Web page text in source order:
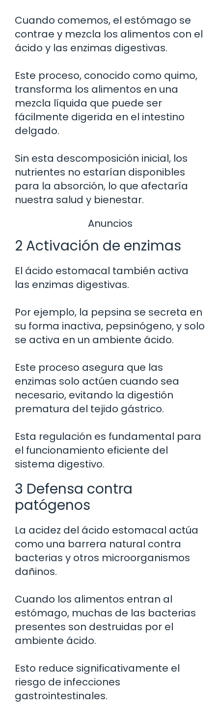
Cuando comemos, el estómago se
contrae y mezcla los alimentos con el
ácido y las enzimas digestivas.
Este proceso, conocido como quimo,
transforma los alimentos en una
mezcla líquida que puede ser
fácilmente digerida en el intestino
delgado.
Sin esta descomposición inicial, los
nutrientes no estarían disponibles
para la absorción, lo que afectaría
nuestra salud y bienestar.
Anuncios
2 Activación de enzimas
El ácido estomacal también activa
las enzimas digestivas.
Por ejemplo, la pepsina se secreta en
su forma inactiva, pepsinógeno, y solo
se activa en un ambiente ácido.
Este proceso asegura que las
enzimas solo actúen cuando sea
necesario, evitando la digestión
prematura del tejido gástrico.
Esta regulación es fundamental para
el funcionamiento eficiente del
sistema digestivo.
3 Defensa contra
patógenos
La acidez del ácido estomacal actúa
como una barrera natural contra
bacterias y otros microorganismos
dañinos.
Cuando los alimentos entran al
estómago, muchas de las bacterias
presentes son destruidas por el
ambiente ácido.
Esto reduce significativamente el
riesgo de infecciones
gastrointestinales.